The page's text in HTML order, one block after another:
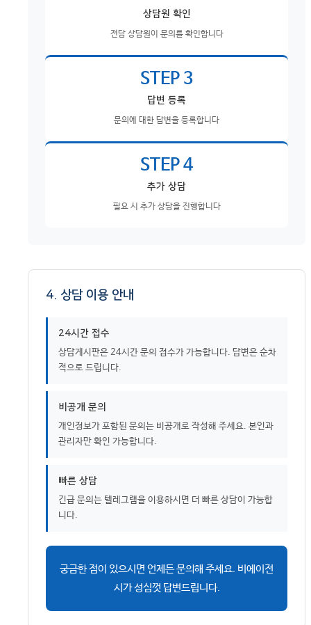
상담원 확인
전담 상담원이 문의를 확인합니다
STEP 3
답변 등록
문의에 대한 답변을 등록합니다
STEP 4
추가 상담
필요 시 추가 상담을 진행합니다
4. 상담 이용 안내
24시간 접수
상담게시판은 24시간 문의 접수가 가능합니다. 답변은 순차
적으로 드립니다.
비공개 문의
개인정보가 포함된 문의는 비공개로 작성해 주세요. 본인과
관리자만 확인 가능합니다.
빠른 상담
긴급 문의는 텔레그램을 이용하시면 더 빠른 상담이 가능합
니다.
궁금한 점이 있으시면 언제든 문의해 주세요. 비에이전
시가 성심껏 답변드립니다.